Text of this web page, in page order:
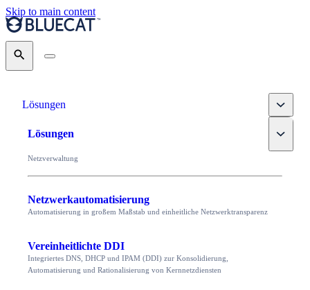
Skip to main content
Search
Lösungen Toggle
Lösungen Toggle
Netzverwaltung
Netzwerkautomatisierung
Automatisierung in großem Maßstab und einheitliche Netzwerktransparenz
Vereinheitlichte DDI
Integriertes DNS, DHCP und IPAM (DDI) zur Konsolidierung,
Automatisierung und Rationalisierung von Kernnetzdiensten